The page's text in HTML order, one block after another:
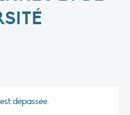
dépassée.